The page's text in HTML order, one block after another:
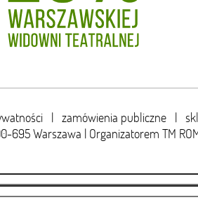
| zamówienia publiczne |
695 Warszawa | Organizatorem TM